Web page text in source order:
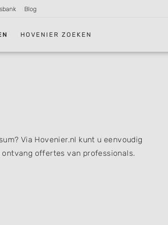
Blog
HOVENIER ZOEKEN
Via Hovenier.nl kunt u eenvoudig
offertes van professionals.